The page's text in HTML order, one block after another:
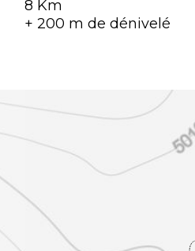
8 Km
+ 200 m de dénivelé